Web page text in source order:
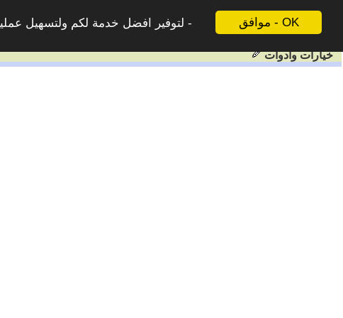
موافق - OK
لتوفير افضل خدمة لكم ولتسهيل
خيارات وادوات